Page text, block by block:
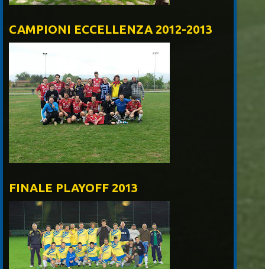
CAMPIONI ECCELLENZA 2012-2013
FINALE PLAYOFF 2013